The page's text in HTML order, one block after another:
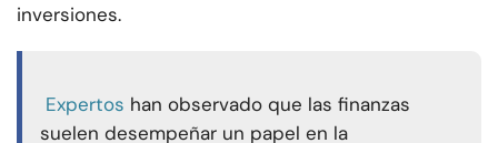
inversiones.
Expertos han observado que las finanzas
suelen desempeñar un papel en la